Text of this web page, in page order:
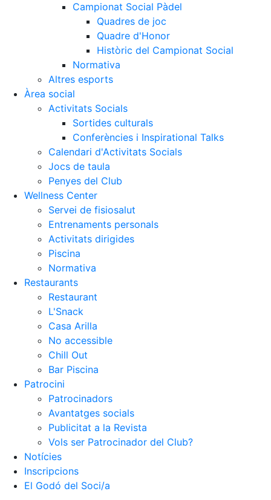
Campionat Social Pàdel
Quadres de joc
Quadre d'Honor
Històric del Campionat Social
Normativa
Altres esports
Àrea social
Activitats Socials
Sortides culturals
Conferències i Inspirational Talks
Calendari d'Activitats Socials
Jocs de taula
Penyes del Club
Wellness Center
Servei de fisiosalut
Entrenaments personals
Activitats dirigides
Piscina
Normativa
Restaurants
Restaurant
L'Snack
Casa Arilla
No accessible
Chill Out
Bar Piscina
Patrocini
Patrocinadors
Avantatges socials
Publicitat a la Revista
Vols ser Patrocinador del Club?
Notícies
Inscripcions
El Godó del Soci/a